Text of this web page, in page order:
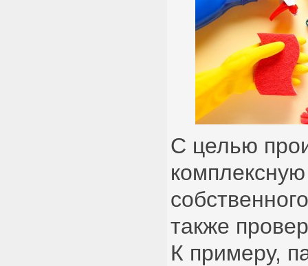
С целью
комплексную
также
К примеру,